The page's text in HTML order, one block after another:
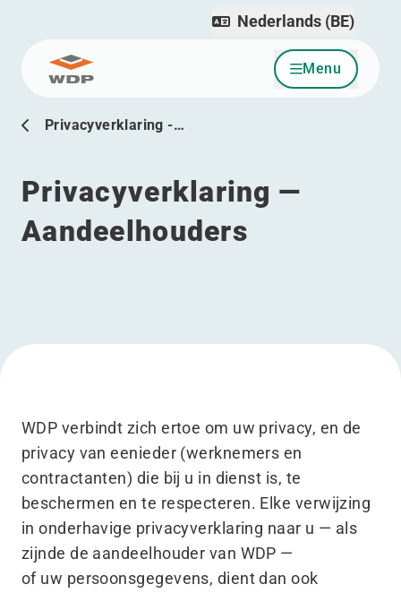
Ga naar inhoud Menu
Nederlands (BE)
Privacyverklaring -…
Privacyverklaring —
Aandeelhouders
WDP verbindt zich ertoe om uw privacy, en de
privacy van eenieder (werknemers en
contractanten) die bij u in dienst is, te
beschermen en te respecteren. Elke verwijzing
in onderhavige privacyverklaring naar u — als
zijnde de aandeelhouder van WDP —
of uw persoonsgegevens, dient dan ook